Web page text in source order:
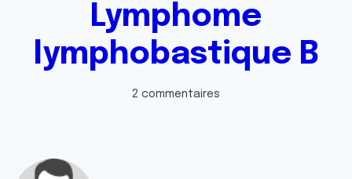
Lymphome
lymphobastique B
2 commentaires